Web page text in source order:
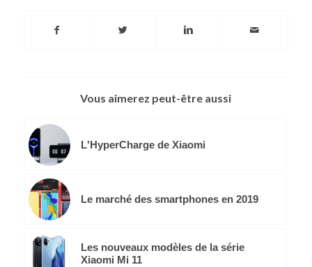
Vous aimerez peut-être aussi
L'HyperCharge de Xiaomi
Le marché des smartphones en 2019
Les nouveaux modèles de la série
Xiaomi Mi 11